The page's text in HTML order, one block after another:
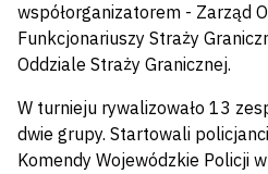
współorganizatorem - Zarząd
Funkcjonariuszy Straży
Oddziale Straży Granicznej.
W turnieju rywalizowało 13
dwie grupy. Startowali
Komendy Wojewódzkie Policji